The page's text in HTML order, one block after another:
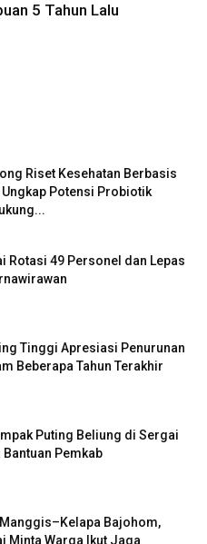
5 Tahun Lalu
Riset Kesehatan Berbasis
Potensi Probiotik
Rotasi 49 Personel dan Lepas
Tinggi Apresiasi Penurunan
Beberapa Tahun Terakhir
Puting Beliung di Sergai
Pemkab
Bajohom,
Minta Warga Ikut Jaga